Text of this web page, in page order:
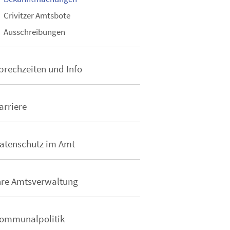
Crivitzer Amtsbote
Ausschreibungen
und Info
im Amt
Amtsverwaltung